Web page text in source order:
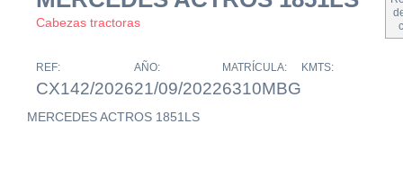
Cabezas tractoras
REF:
CX142/2026
AÑO:
21/09/2022
MATRÍCULA:
6310MBG
KMTS:
MERCEDES ACTROS 1851LS